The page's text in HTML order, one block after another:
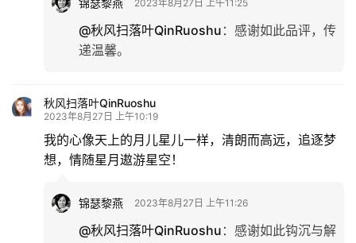
锦瑟黎燕 2023年8月27日 上午11:25
@秋风扫落叶QinRuoshu ： 感谢如此品评，传
递温馨。
秋风扫落叶QinRuoshu
2023年8月27日 上午10:19
我的心像天上的月儿星儿一样，清朗而高远，追逐梦
想，情随星月遨游星空！
锦瑟黎燕 2023年8月27日 上午11:26
@秋风扫落叶QinRuoshu ： 感谢如此钩沉与解